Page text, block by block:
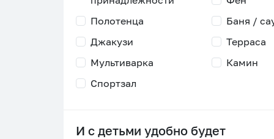
Полотенца
Джакузи
Баня /
Терраса
Мультиварка
Спортзал
Камин
И с детьми удобно будет